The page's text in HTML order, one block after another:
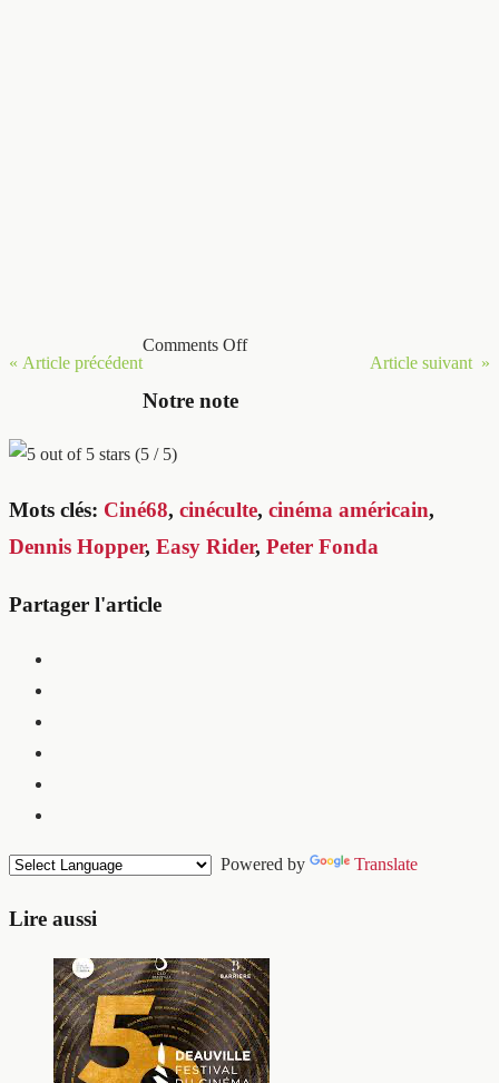
« Article précédent Article suivant »
Comments Off
Notre note
(5 / 5)
Mots clés: Ciné68, cinéculte, cinéma américain,
Dennis Hopper, Easy Rider, Peter Fonda
Partager l'article
Powered by Translate
Lire aussi